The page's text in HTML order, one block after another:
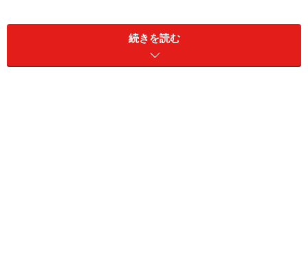
ーの提示が必要
ワンストップ特例申請書の提出後も確定申告をすべ
きケース
続きを読む